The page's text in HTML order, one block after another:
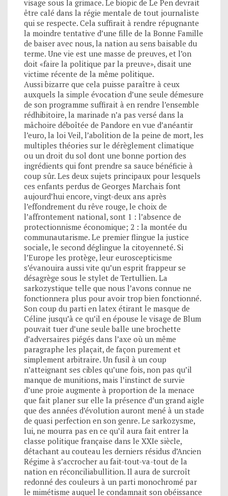
visage sous la grimace. Le biopic de Le Pen devrait
être calé dans la régie mentale de tout journaliste
qui se respecte. Cela suffirait à rendre répugnante
la moindre tentative d’une fille de la Bonne Famille
de baiser avec nous, la nation au sens baisable du
terme. Une vie est une masse de preuves, et l’on
doit «faire la politique par la preuve», disait une
victime récente de la même politique.
Aussi bizarre que cela puisse paraître à ceux
auxquels la simple évocation d’une seule démesure
de son programme suffirait à en rendre l’ensemble
rédhibitoire, la marinade n’a pas versé dans la
mâchoire déboîtée de Pandore en vue d’anéantir
l’euro, la loi Veil, l’abolition de la peine de mort, les
multiples théories sur le dérèglement climatique
ou un droit du sol dont une bonne portion des
ingrédients qui font prendre sa sauce bénéficie à
coup sûr. Les deux sujets principaux pour lesquels
ces enfants perdus de Georges Marchais font
aujourd’hui encore, vingt-deux ans après
l’effondrement du rêve rouge, le choix de
l’affrontement national, sont 1 : l’absence de
protectionnisme économique; 2 : la montée du
communautarisme. Le premier flingue la justice
sociale, le second déglingue la citoyenneté. Si
l’Europe les protège, leur euroscepticisme
s’évanouira aussi vite qu’un esprit frappeur se
désagrège sous le stylet de Tertullien. La
sarkozystique telle que nous l’avons connue ne
fonctionnera plus pour avoir trop bien fonctionné.
Son coup du parti en latex étirant le masque de
Céline jusqu’à ce qu’il en épouse le visage de Blum
pouvait tuer d’une seule balle une brochette
d’adversaires piégés dans l’axe où un même
paragraphe les plaçait, de façon purement et
simplement arbitraire. Un fusil à un coup
n’atteignant ses cibles qu’une fois, non pas qu’il
manque de munitions, mais l’instinct de survie
d’une proie augmente à proportion de la menace
que fait planer sur elle la présence d’un grand aigle
que des années d’évolution auront mené à un stade
de quasi perfection en son genre. Le sarkozysme,
lui, ne mourra pas en ce qu’il aura fait entrer la
classe politique française dans le XXIe siècle,
détachant au couteau les derniers résidus d’Ancien
Régime à s’accrocher au fait-tout-va-tout de la
nation en réconciliabullition. Il aura de surcroît
redonné des couleurs à un parti monochromé par
le mimétisme auquel le condamnait son obéissance